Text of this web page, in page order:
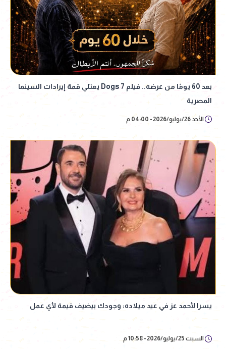
بعد 60 يومًا من عرضه.. فيلم 7 Dogs يعتلي قمة إيرادات السينما
المصرية
الأحد 26/يوليو/2026 - 04:00 م
يسرا لأحمد عز في عيد ميلاده: وجودك بيضيف قيمة لأي عمل
السبت 25/يوليو/2026 - 10:58 م